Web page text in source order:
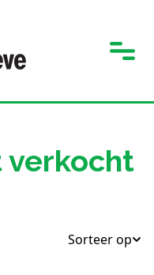
Sorteer op